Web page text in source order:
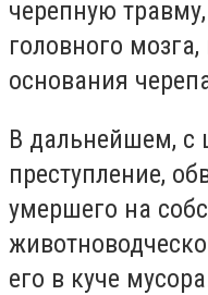
черепную
головного
основания
В дальнейшем, с
преступление,
умершего на
его в куче